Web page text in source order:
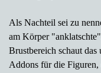
Als Nachteil sei zu
am Körper
Brustbereich schaut das
Addons für die